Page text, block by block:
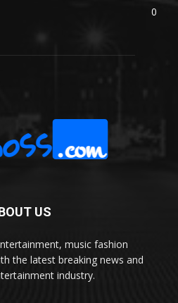
0
US
music fashion
the latest breaking news and
industry.